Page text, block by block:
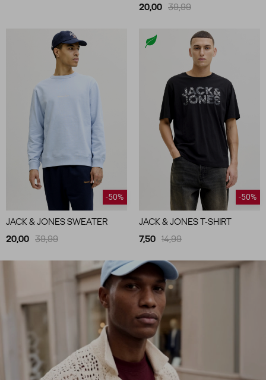
20,00 39,99
-50%
JACK & JONES SWEATER
20,00 39,99
-50%
JACK & JONES T-SHIRT
7,50 14,99